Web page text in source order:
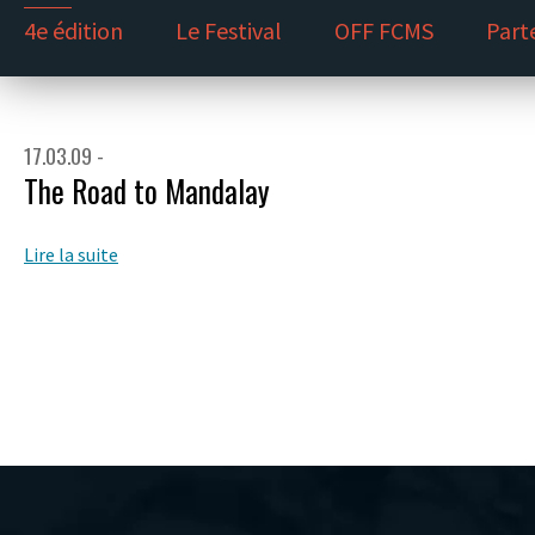
4e édition
Le Festival OFF FCMS
17.03.09 -
The Road to Mandalay
Lire la suite